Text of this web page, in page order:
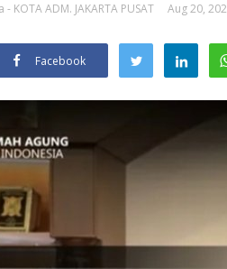
- KOTA ADM. JAKARTA PUSAT Aug 20,
Facebook